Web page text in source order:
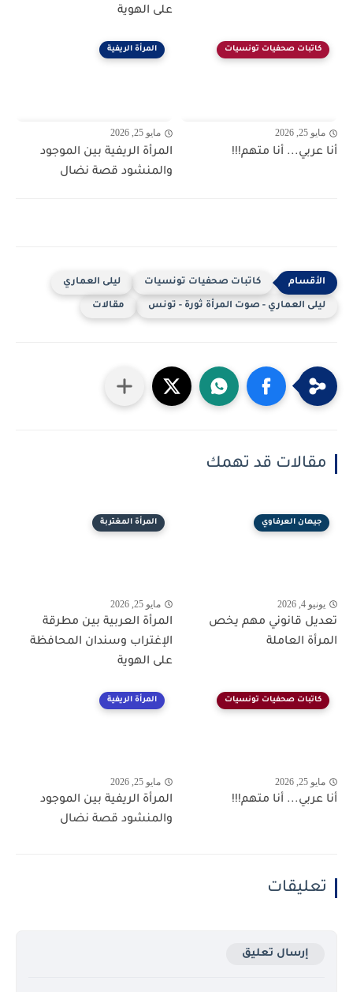
على الهوية
كاتبات صحفيات تونسيات
مايو 25, 2026
أنا عربي... أنا متهم!!!
المرأة الريفية
مايو 25, 2026
المرأة الريفية بين الموجود
والمنشود قصة نضال
كاتبات صحفيات تونسيات ليلى العماري
ليلى العماري - صوت المرأة ثورة - تونس مقالات
مقالات قد تهمك
جيهان العرفاوي
يونيو 4, 2026
تعديل قانوني مهم يخص
المرأة العاملة
المرأة المغتربة
مايو 25, 2026
المرأة العربية بين مطرقة
الإغتراب وسندان المحافظة
على الهوية
كاتبات صحفيات تونسيات
مايو 25, 2026
أنا عربي... أنا متهم!!!
المرأة الريفية
مايو 25, 2026
المرأة الريفية بين الموجود
والمنشود قصة نضال
تعليقات
إرسال تعليق